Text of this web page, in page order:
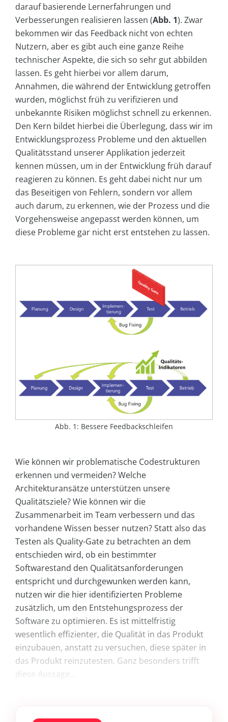
darauf basierende Lernerfahrungen und
Verbesserungen realisieren lassen (Abb. 1). Zwar
bekommen wir das Feedback nicht von echten
Nutzern, aber es gibt auch eine ganze Reihe
technischer Aspekte, die sich so sehr gut abbilden
lassen. Es geht hierbei vor allem darum,
Annahmen, die während der Entwicklung getroffen
wurden, möglichst früh zu verifizieren und
unbekannte Risiken möglichst schnell zu erkennen.
Den Kern bildet hierbei die Überlegung, dass wir im
Entwicklungsprozess Probleme und den aktuellen
Qualitätsstand unserer Applikation jederzeit
kennen müssen, um in der Entwicklung früh darauf
reagieren zu können. Es geht dabei nicht nur um
das Beseitigen von Fehlern, sondern vor allem
auch darum, zu erkennen, wie der Prozess und die
Vorgehensweise angepasst werden können, um
diese Probleme gar nicht erst entstehen zu lassen.
Abb. 1: Bessere Feedbackschleifen
Wie können wir problematische Codestrukturen
erkennen und vermeiden? Welche
Architekturansätze unterstützen unsere
Qualitätsziele? Wie können wir die
Zusammenarbeit im Team verbessern und das
vorhandene Wissen besser nutzen? Statt also das
Testen als Quality-Gate zu betrachten an dem
entschieden wird, ob ein bestimmter
Softwarestand den Qualitätsanforderungen
entspricht und durchgewunken werden kann,
nutzen wir die hier identifizierten Probleme
zusätzlich, um den Entstehungsprozess der
Software zu optimieren. Es ist mittelfristig
wesentlich effizienter, die Qualität in das Produkt
einzubauen, anstatt zu versuchen, diese später in
das Produkt reinzutesten. Ganz besonders trifft
diese Aussage...